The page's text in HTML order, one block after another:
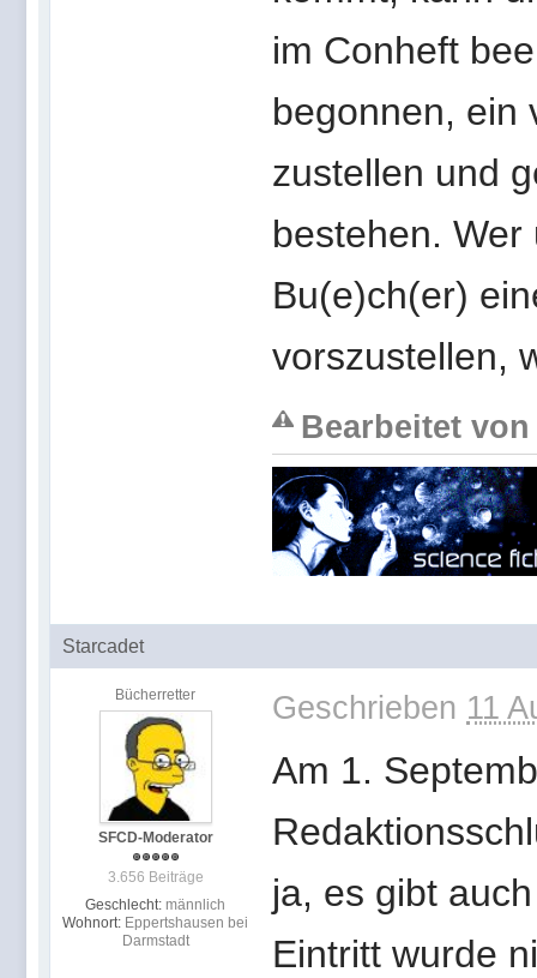
im Conheft
begonnen, ein
zustellen und
bestehen.
Bu(e)ch(er)
vorszustellen,
Bearbeitet von
Starcadet
Bücherretter
SFCD-Moderator
3.656 Beiträge
Geschlecht: männlich
Wohnort: Eppertshausen bei
Darmstadt
Geschrieben 11
Am 1.
ja, es gibt
Eintritt wurde